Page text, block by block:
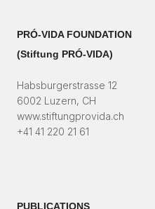
PRÓ-VIDA FOUNDATION
(Stiftung PRÓ-VIDA)​
Habsburgerstrasse 12
6002 Luzern, CH
www.stiftungprovida.ch
+41 41 220 21 61
PUBLICATIONS